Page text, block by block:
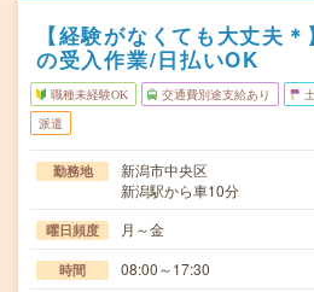
【経験がなくても大丈夫
の受入作業/日払いOK
職種未経験OK 交通費別途支給あり
派遣
勤務地
新潟市中央区
新潟駅から車10分
曜日頻度 月～金
時間 08:00～17:30